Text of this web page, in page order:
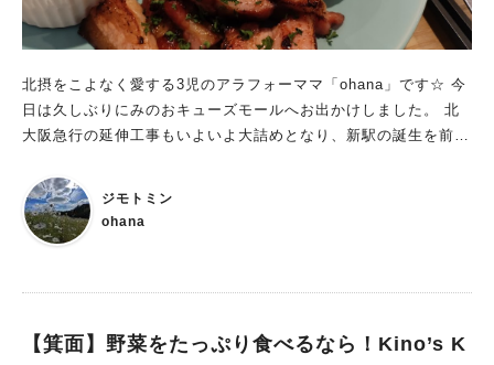
（リビング北摂Web特派員：コマチエンジェル） オリジナルサ
イトで読む
北摂をこよなく愛する3児のアラフォーママ「ohana」です☆ 今
日は久しぶりにみのおキューズモールへお出かけしました。 北
大阪急行の延伸工事もいよいよ大詰めとなり、新駅の誕生を前に
さて、末娘とのお散歩中にふとみかけたカフェ「TIERRA LUZ
VIENTO」 たしかこちら、以前はパン食べ放題のレストランが
あったところですよね。
ジモトミン
ohana
【箕面】野菜をたっぷり食べるなら！Kino’s K